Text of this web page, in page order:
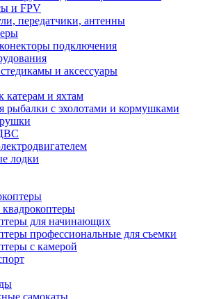
и FPV
передатчики, антенны
подключения
и аксессуары
катерам и яхтам
рыбалки с эхолотами и кормушками
лодки
для начинающих
профессиональные для съемки
с камерой
самокаты